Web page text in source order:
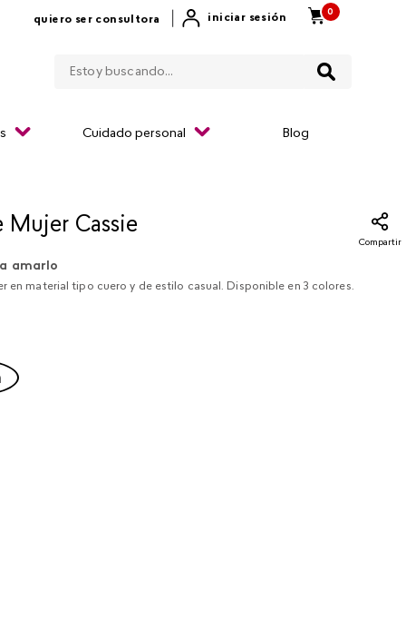
quiero ser consultora iniciar sesión
0
Cuidado personal Blog
Mujer Cassie
Compartir
amarlo
en material tipo cuero y de estilo casual. Disponible en 3 colores.